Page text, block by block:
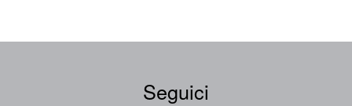
Seguici